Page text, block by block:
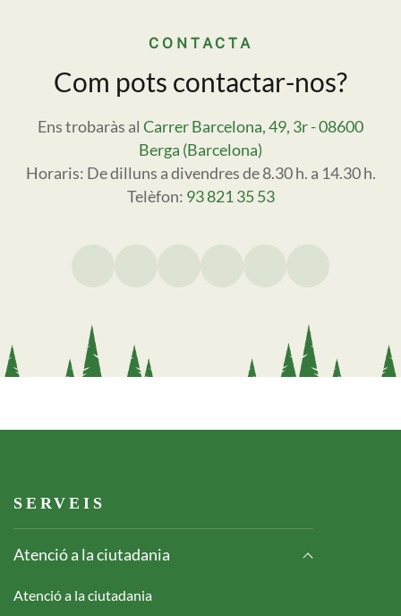
CONTACTA
Com pots contactar-nos?
Ens trobaràs al Carrer Barcelona, 49, 3r - 08600
Berga (Barcelona)
Horaris: De dilluns a divendres de 8.30 h. a 14.30 h.
Telèfon: 93 821 35 53
Footer serveis
SERVEIS
Atenció a la ciutadania
Atenció a la ciutadania